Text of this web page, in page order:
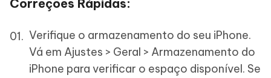
Correções Rápidas:
Verifique o armazenamento do seu iPhone.
Vá em Ajustes > Geral > Armazenamento do
iPhone para verificar o espaço disponível. Se